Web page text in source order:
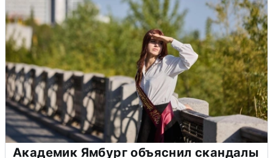
Академик Ямбург объяснил скандалы